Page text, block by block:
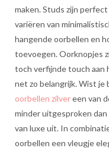
maken. Studs zijn
variëren van
hangende oorbellen en
toevoegen. Oorknopjes
toch verfijnde touch aan
net zo belangrijk. Wist je
oorbellen zilvereen van
minder uitgesproken
van luxe uit. In
oorbellen een vleugje